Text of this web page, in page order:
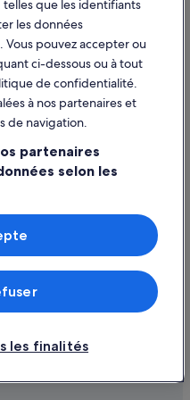
de contenus
la compagnie aérienne
contenu des sites Web externes.
Group. Tous droits
des marques déposées ou des
que les identifiants
les données
Vous pouvez accepter ou
ci-dessous ou à tout
de confidentialité.
à nos partenaires et
de navigation.
partenaires
selon les
précises. Analyser
l’appareil pour
à des informations
et du contenu,
de services.
les finalités